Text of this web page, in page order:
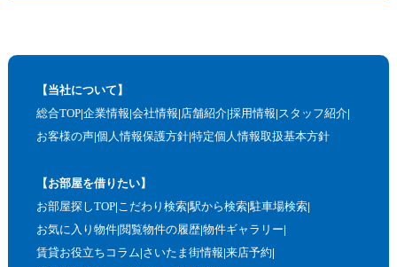
【当社について】
総合TOP 企業情報 会社情報 店舗紹介 採用情報 スタッフ紹介
お客様の声 個人情報保護方針 特定個人情報取扱基本方針
【お部屋を借りたい】
お部屋探しTOP こだわり検索 駅から検索 駐車場検索
お気に入り物件 閲覧物件の履歴 物件ギャラリー
賃貸お役立ちコラム さいたま街情報 来店予約